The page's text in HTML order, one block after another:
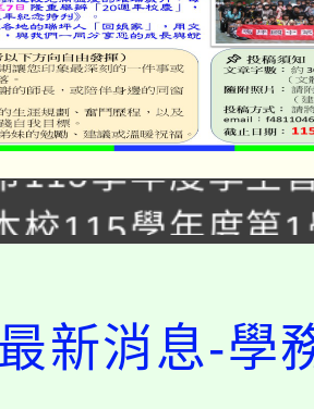
金融保險知識
動
115學年度學生
語及新住民語歌
校115學年度第
)教師甄選結果(
國文化大學推廣
》溝通分析基
栗縣政府辦理
最新消息-學